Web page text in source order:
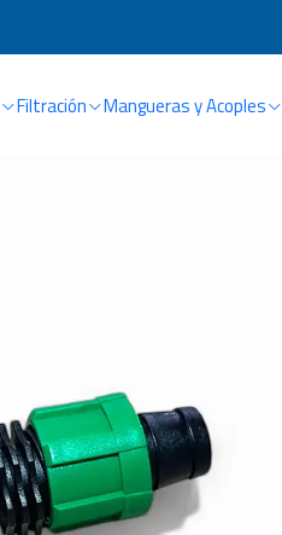
Filtración Mangueras y Acoples